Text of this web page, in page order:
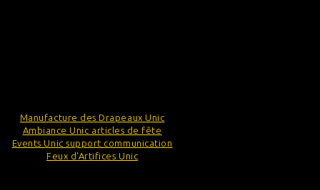
Manufacture des Drapeaux Unic
Ambiance Unic articles de fête
Events Unic support communication
Feux d'Artifices Unic